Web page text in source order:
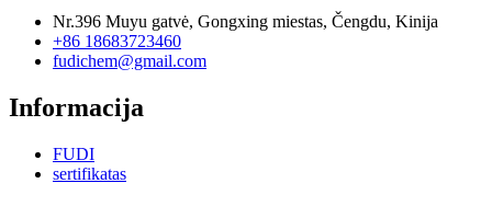
Nr.396 Muyu gatvė, Gongxing miestas, Čengdu, Kinija
+86 18683723460
fudichem@gmail.com
Informacija
FUDI
sertifikatas